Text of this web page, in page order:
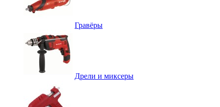
Гравёры
Дрели и миксеры